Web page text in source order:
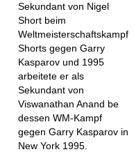
Sekundant von Nigel
Short beim
Weltmeisterschaftskampf
Shorts gegen Garry
Kasparov und 1995
arbeitete er als
Sekundant von
Viswanathan Anand be
dessen WM-Kampf
gegen Garry Kasparov in
New York 1995.